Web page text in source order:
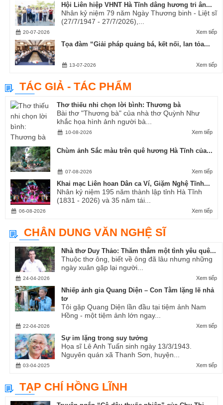
Hội Liên hiệp VHNT Hà Tĩnh dâng hương tri ân...
Nhân kỷ niệm 79 năm Ngày Thương binh - Liệt sĩ
(27/7/1947 - 27/7/2026),...
Xem tiếp
20-07-2026
Tọa đàm “Giải pháp quảng bá, kết nối, lan tỏa...
Xem tiếp
13-07-2026
TÁC GIẢ - TÁC PHẨM
Thơ thiếu nhi chọn lời bình: Thương bà
Bài thơ "Thương bà" của nhà thơ Quỳnh Như
khắc họa hình ảnh người bà...
Xem tiếp
10-08-2026
Chùm ảnh Sắc màu trên quê hương Hà Tĩnh của...
Xem tiếp
07-08-2026
Khai mạc Liên hoan Dân ca Ví, Giặm Nghệ Tĩnh...
Nhân kỷ niệm 195 năm thành lập tỉnh Hà Tĩnh
(1831 - 2026) và 35 năm tái...
Xem tiếp
06-08-2026
CHÂN DUNG VĂN NGHỆ SĨ
Nhà thơ Duy Thảo: Thăm thẳm một tình yêu quê...
Thuộc thơ ông, biết về ông đã lâu nhưng những
ngày xuân gặp lại người...
Xem tiếp
24-04-2026
Nhiếp ảnh gia Quang Diện – Con Tằm lặng lẽ nhả
tơ
Tôi gặp Quang Diện lần đầu tại tiệm ảnh Nam
Hồng - một tiệm ảnh lớn ngay...
Xem tiếp
22-04-2026
Sự im lặng trong suy tưởng
Họa sĩ Lê Anh Tuấn sinh ngày 13/3/1943.
Nguyên quán xã Thanh Sơn, huyện...
Xem tiếp
03-04-2025
TẠP CHÍ HỒNG LĨNH